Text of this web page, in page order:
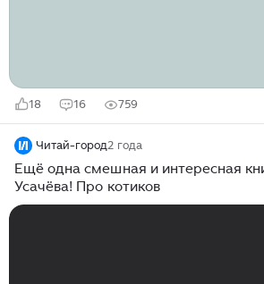
18 16 759
Читай-город2 года
Ещё одна смешная и интересная
Усачёва! Про котиков